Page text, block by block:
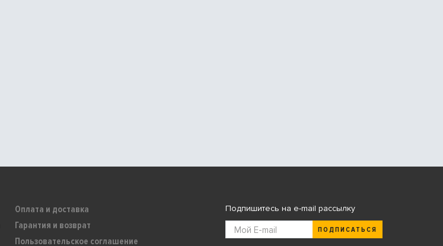
Оплата и доставка
Гарантия и возврат
Пользовательское соглашение
Подпишитесь на e-mail рассылку
ПОДПИСАТЬСЯ